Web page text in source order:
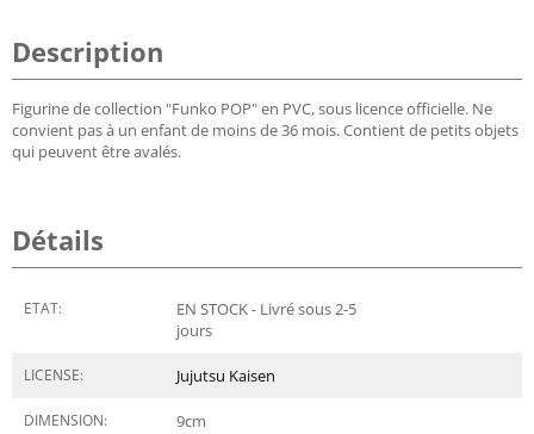
Description
Figurine de collection "Funko POP" en PVC, sous licence officielle. Ne
convient pas à un enfant de moins de 36 mois. Contient de petits objets
qui peuvent être avalés.
Détails
ETAT:
EN STOCK - Livré sous 2-5
jours
LICENSE: Jujutsu Kaisen
DIMENSION: 9cm